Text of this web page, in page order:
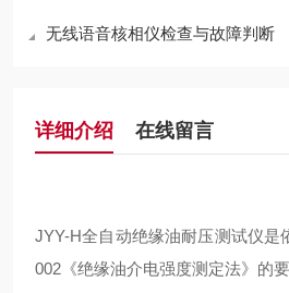
无线语音核相仪检查与故障判断
详细介绍 在线留言
JYY-H全自动绝缘油耐压测试仪是
002《绝缘油介电强度测定法》的